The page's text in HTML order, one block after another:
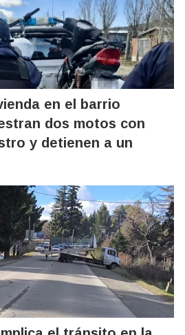
en el barrio
dos motos con
y detienen a un